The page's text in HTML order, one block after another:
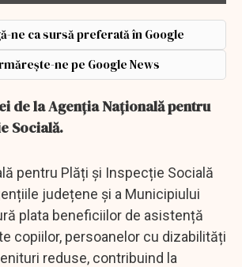
ne ca sursă preferată în Google
ne pe Google News
de la Agenția Națională pentru
Socială.
pentru Plăți și Inspecție Socială
județene și a Municipiului
plata beneficiilor de asistență
copiilor, persoanelor cu dizabilități
reduse, contribuind la